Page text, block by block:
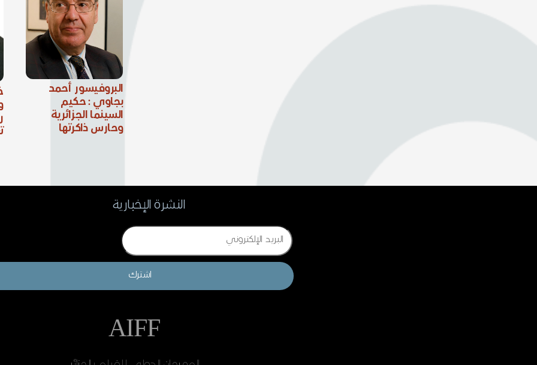
البروفيسور أحمد
بجاوي : حكيم
السينما الجزائرية
وحارس ذاكرتها
النشرة الإخبارية
Email
اشترك
AIFF